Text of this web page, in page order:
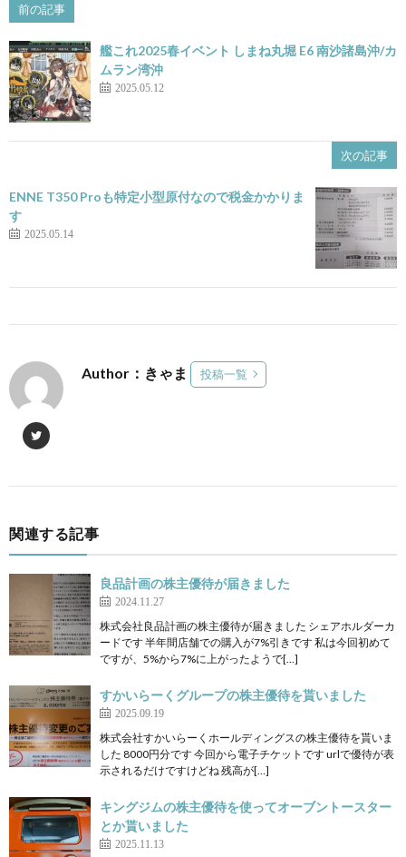
前の記事
艦これ2025春イベント しまね丸堀 E6 南沙諸島沖/カ
ムラン湾沖
2025.05.12
次の記事
ENNE T350 Proも特定小型原付なので税金かかりま
す
2025.05.14
Author：きゃま 投稿一覧
関連する記事
良品計画の株主優待が届きました
2024.11.27
株式会社良品計画の株主優待が届きました シェアホルダーカ
ードです 半年間店舗での購入が7%引きです 私は今回初めて
ですが、5%から7%に上がったようで[…]
すかいらーくグループの株主優待を貰いました
2025.09.19
株式会社すかいらーくホールディングスの株主優待を貰いま
した 8000円分です 今回から電子チケットです urlで優待が表
示されるだけですけどね 残高が[…]
キングジムの株主優待を使ってオーブントースター
とか貰いました
2025.11.13